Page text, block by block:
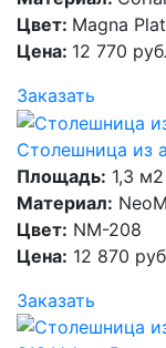
Цвет: Magna
Цена: 12 770
Заказать
Столешница из
Площадь: 1,3 м2
Материал:
Цвет: NM-208
Цена: 12 870
Заказать